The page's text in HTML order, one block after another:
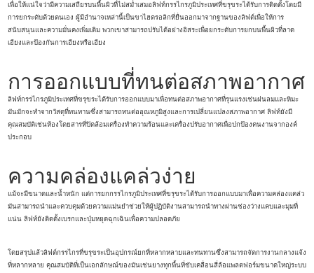
เพื่อให้แน่ใจว่ามีความเสถียรบนพื้นผิวที่ไม่สม่ำเสมอลิฟท์กรรไกรภูมิประเทศที่ขรุขระได้รับการติดตั้งโดยมี
การยกระดับด้วยตนเอง ผู้มีอำนาจเหล่านี้เป็นขาไฮดรอลิกที่ยื่นออกมาจากฐานของลิฟต์เพื่อให้การ
สนับสนุนและความมั่นคงเพิ่มเติม พวกเขาสามารถปรับได้อย่างอิสระเพื่อยกระดับการยกบนพื้นผิวที่ลาด
เอียงและป้องกันการเอียงหรือเอียง
การออกแบบที่ทนต่อสภาพอากาศ
ลิฟท์กรรไกรภูมิประเทศที่ขรุขระได้รับการออกแบบมาเพื่อทนต่อสภาพอากาศที่รุนแรงเช่นฝนลมและหิมะ
มันมักจะทำจากวัสดุที่ทนทานซึ่งสามารถทนต่ออุณหภูมิสูงและการเปลี่ยนแปลงสภาพอากาศ ลิฟท์ยังมี
คุณสมบัติเช่นห้องโดยสารที่ปิดล้อมเครื่องทำความร้อนและเครื่องปรับอากาศเพื่อปกป้องคนงานจากองค์
ประกอบ
ความคล่องแคล่วง่าย
แม้จะมีขนาดและน้ำหนัก แต่การยกกรรไกรภูมิประเทศที่ขรุขระได้รับการออกแบบมาเพื่อความคล่องแคล่ว
มันสามารถนำและควบคุมด้วยความแม่นยำช่วยให้ผู้ปฏิบัติงานสามารถนำทางผ่านช่องว่างแคบและมุมที่
แน่น ลิฟท์ยังติดตั้งเบรกและปุ่มหยุดฉุกเฉินเพื่อความปลอดภัย
โดยสรุปแล้วลิฟต์กรรไกรที่ขรุขระเป็นอุปกรณ์ยกที่หลากหลายและทนทานซึ่งสามารถจัดการงานกลางแจ้ง
ที่หลากหลาย คุณสมบัติที่เป็นเอกลักษณ์ของมันเช่นยางทุกพื้นที่ขับเคลื่อนสี่ล้อแพลตฟอร์มขนาดใหญ่ระบบ